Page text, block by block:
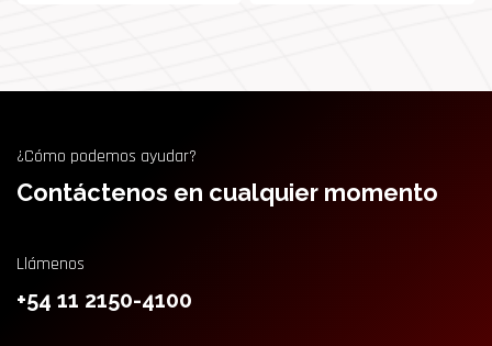
¿Cómo podemos ayudar?
Contáctenos en cualquier momento
Llámenos
+54 11 2150-4100